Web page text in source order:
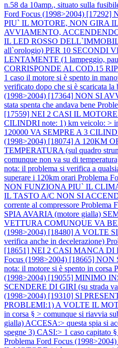
n.58 da 10amp., situato sulla
Ford Focus (1998>2004)
PIU` IL MOTORE, NON GIRA
AVVIAMENTO,
IL LED ROSSO
all`orologio) PER 10 SECONDI
LENTAMENTE (1 lampeggio,
CORRISPONDE AL COD.15
1 caso il motore si è spento in
verificato dopo che si è scaricata la
(1998>2004) [17364] NON SI
stata spenta che andava bene
[17559] NEI 2 CASI IL
CILINDRI note: 1) km veicolo: >
120000 VA SEMPRE A 3
(1998>2004) [18074] A 120KM
TEMPERATURA (sul quadro
comunque non va su di
nota: il problema si verifica a
superare i 120km orari Problema
NON FUNZIONA PIU` IL
IL TASTO A/C NON SI
corrente al compressore Problema
SPIA AVARIA (motore gialla)
VETTURA COMUNQUE VA
(1998>2004) [18480] A VOLTE
verifica anche in decelerazione)
[18651] NEI 2 CASI MANCA DI
Focus (1998>2004) [18665]
nota: il motore si è spento in corsa
(1998>2004) [19055] MINIMO
SCENDERE DI GIRI (su strada
(1998>2004) [19310] SI
PROBLEMI:1) A VOLTE IL
in corsa § > comunque si riavvia
gialla) ACCESA:> questa spia si
spegne 3) CASI:> 1 caso capitato
Problema Ford Focus